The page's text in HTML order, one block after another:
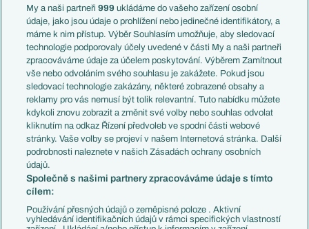
Témata
Představení týmů MS
EuroSkauting
PL v kostce
Evropské koeficienty
Přestupy
Přestupové spekulace
Zranění
Kluby
Arsenal FC
Chelsea FC
Manchester United
AC Milán
Juventus FC
Bayern Mnichov
Francie
Itálie
Německo
Španělsko
Argentina
Brazílie
Přestupy
Zápasy
Livescore
Tipovací soutěž
My a naši partneři999 ukládáme do vašeho zařízení osobní
údaje, jako jsou údaje o prohlížení nebo jedinečné identifikátory, a
máme k nim přístup. Výběr Souhlasím umožňuje, aby sledovací
technologie podporovaly účely uvedené v části My a naši partneři
zpracováváme údaje za účelem poskytování. Výběrem Zamítnout
vše nebo odvoláním svého souhlasu je zakážete. Pokud jsou
sledovací technologie zakázány, některé zobrazené obsahy a
reklamy pro vás nemusí být tolik relevantní. Tuto nabídku můžete
kdykoli znovu zobrazit a změnit své volby nebo souhlas odvolat
kliknutím na odkaz Řízení předvoleb ve spodní části webové
stránky. Vaše volby se projeví v našem Internetová stránka. Další
podrobnosti naleznete v našich Zásadách ochrany osobních
údajů.
Společně s našimi partnery zpracováváme údaje s tímto
cílem:
Používání přesných údajů o zeměpisné poloze . Aktivní
vyhledávání identifikačních údajů v rámci specifických vlastností